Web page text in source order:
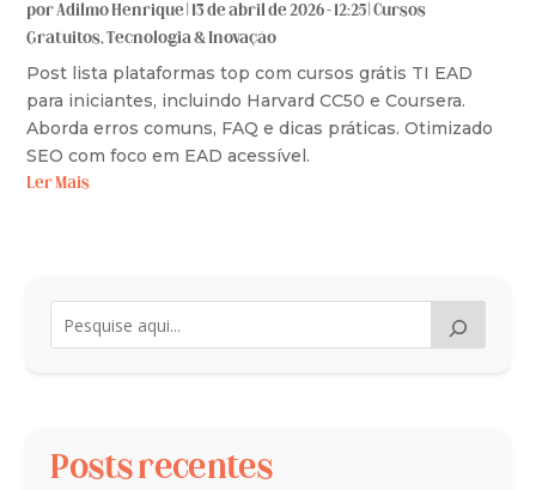
porAdilmo Henrique| 13 de abril de 2026 - 12:25|Cursos
Gratuitos,Tecnologia & Inovação
Post lista plataformas top com cursos grátis TI EAD
para iniciantes, incluindo Harvard CC50 e Coursera.
Aborda erros comuns, FAQ e dicas práticas. Otimizado
SEO com foco em EAD acessível.
Ler Mais
Posts recentes